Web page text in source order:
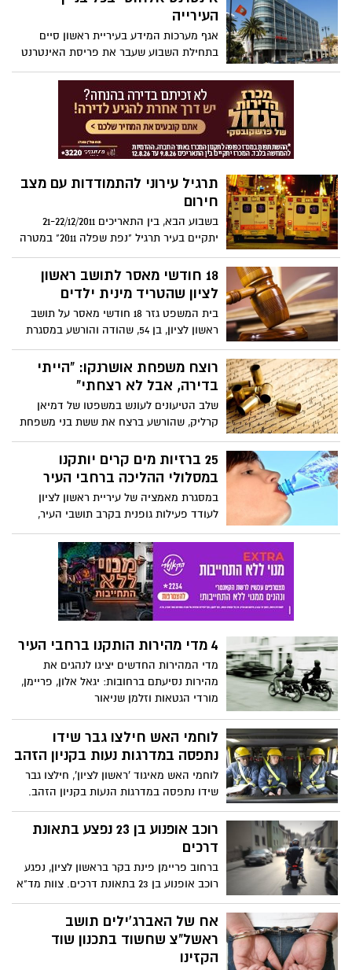
העירייה
אגף מערכות המידע בעיריית ראשון סיים
בתחילת השבוע שעבר את פריסת האינטרנט
האלחוטי המורחב בבניין העירייה.
תרגיל עירוני להתמודדות עם מצב
חירום
בשבוע הבא, בין התאריכים 21-22/12/2011
יתקיים בעיר תרגיל "נפת שפלה 2011" במטרה
לתרגל ולשפר את מוכנותה של עיריית ראשון
לציון להתמודדות עם מצבי חירום, בשיתוף
פעולה עם כוחות פיקוד העורף.
18 חודשי מאסר לתושב ראשון
לציון שהטריד מינית ילדים
בית המשפט גזר 18 חודשי מאסר על תושב
ראשון לציון, בן 54, שהודה והורשע במסגרת
הסדר טיעון, בביצוע מעשים מגונים בשלושה
ילדים מחוץ לבית כנסת בראשון לציון.
רוצח משפחת אושרנקו: "הייתי
בדירה, אבל לא רצחתי"
שלב הטיעונים לעונש במשפטו של דמיאן
קרליק, שהורשע ברצח את ששת בני משפחת
אושרנקו, נפתח היום בבית המשפט המחוזי
מאסרי עולם מצטברים על קרליק.
25 ברזיות מים קרים יותקנו
במסלולי ההליכה ברחבי העיר
במסגרת מאמציה של עיריית ראשון לציון
לעודד פעילות גופנית בקרב תושבי העיר,
במהלך השנה הקרובה יותקנו 25 ברזיות
נוספות של מים קרים במסלולי ההליכה
בראשון לציון.
4 מדי מהירות הותקנו ברחבי העיר
מדי המהירות החדשים יציגו לנהגים את
מהירות נסיעתם ברחובות: יגאל אלון, פריימן,
מורדי הגטאות וזלמן שניאור
לוחמי האש חילצו גבר שידו
נתפסה במדרגות נעות בקניון הזהב
לוחמי האש מאיגוד 'ראשון לציון', חילצו גבר
שידו נתפסה במדרגות הנעות בקניון הזהב.
צוות מד"א 'איילון', העניק לפצוע סיוע רפואי
ומצבו מוגדר קל.
רוכב אופנוע בן 23 נפצע בתאונת
דרכים
ברחוב פריימן פינת בקר בראשון לציון, נפגע
רוכב אופנוע בן 23 בתאונת דרכים. צוות מד"א
מרחב 'איילון', העניק לפצוע סיוע רפואי ופינה
אח של האברג'ילים תושב
ראשל"צ שחשוד בתכנון שוד
הקזינו